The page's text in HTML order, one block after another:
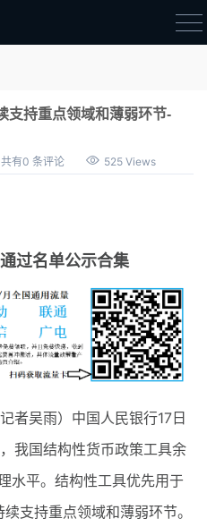
过公示
支持重点领域和薄弱环节-
共有0 条评论 525 Views
过名单公示合集
吴雨）中国人民银行17日
我国结构性货币政策工具余
水平。结构性工具优先用于
支持重点领域和薄弱环节。